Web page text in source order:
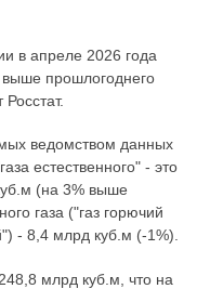
в апреле 2026 года
прошлогоднего
ведомством данных
естественного" - это
(на 3% выше
газа ("газ горючий
- 8,4 млрд куб.м (-1%).
млрд куб.м, что на